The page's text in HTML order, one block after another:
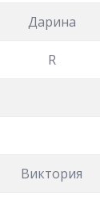
Дарина
R
Виктория